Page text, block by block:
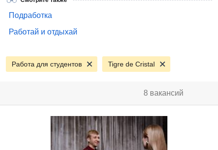
Подработка
Работай и отдыхай
Работа для студентов Tigre de Cristal
8 вакансий